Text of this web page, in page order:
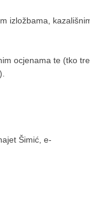
izložbama,
ocjenama te (tko
Šimić, e-